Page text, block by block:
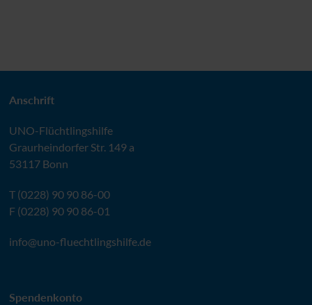
Anschrift
UNO-Flüchtlingshilfe
Graurheindorfer Str. 149 a
53117 Bonn
T (0228) 90 90 86-00
F (0228) 90 90 86-01
info@uno-fluechtlingshilfe.de
Spendenkonto